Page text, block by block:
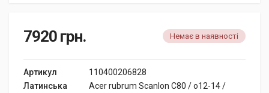
7920 грн. Немає в наявності
Артикул
110400206828
Латинська
Acer rubrum Scanlon C80 / o12-14 /